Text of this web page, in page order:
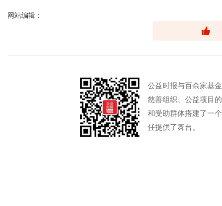
网站编辑：
公益时报与百余家基
慈善组织、公益项目
和受助群体搭建了一
任提供了舞台。